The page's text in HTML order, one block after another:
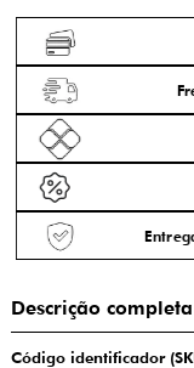
Descrição completa
Código identificador